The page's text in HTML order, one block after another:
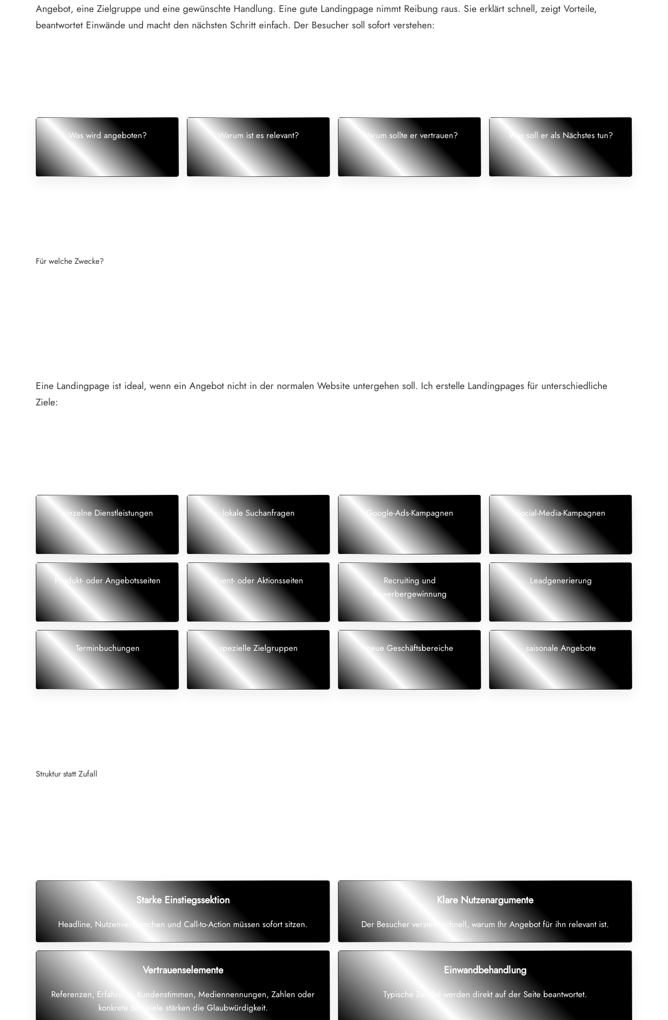
Angebot, eine Zielgruppe und eine gewünschte Handlung. Eine gute Landingpage nimmt Reibung raus. Sie erklärt schnell, zeigt Vorteile,
beantwortet Einwände und macht den nächsten Schritt einfach. Der Besucher soll sofort verstehen:
Was wird angeboten? Warum ist es relevant? Warum sollte er vertrauen? Was soll er als Nächstes tun?
Für welche Zwecke?
Eine Landingpage ist ideal, wenn ein Angebot nicht in der normalen Website untergehen soll. Ich erstelle Landingpages für unterschiedliche
Ziele:
einzelne Dienstleistungen lokale Suchanfragen Google-Ads-Kampagnen Social-Media-Kampagnen
Produkt- oder Angebotsseiten Event- oder Aktionsseiten
Recruiting und
Bewerbergewinnung
Leadgenerierung
Terminbuchungen spezielle Zielgruppen neue Geschäftsbereiche saisonale Angebote
Struktur statt Zufall
Starke Einstiegssektion
Headline, Nutzenversprechen und Call-to-Action müssen sofort sitzen.
Klare Nutzenargumente
Der Besucher versteht schnell, warum Ihr Angebot für ihn relevant ist.
Vertrauenselemente
Referenzen, Erfahrung, Kundenstimmen, Mediennennungen, Zahlen oder
konkrete Beispiele stärken die Glaubwürdigkeit.
Einwandbehandlung
Typische Zweifel werden direkt auf der Seite beantwortet.